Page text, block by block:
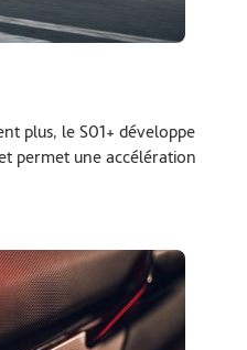
plus, le S01+ développe
permet une accélération